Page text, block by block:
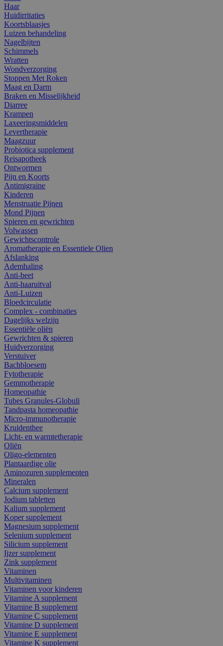
Haar
Huidirritaties
Koortsblaasjes
Luizen behandeling
Nagelbijten
Schimmels
Wratten
Wondverzorging
Stoppen Met Roken
Maag en Darm
Braken en Misselijkheid
Diarree
Krampen
Laxeeringsmiddelen
Levertherapie
Maagzuur
Probiotica supplement
Reisapotheek
Ontwormen
Pijn en Koorts
Antimigraine
Kinderen
Menstruatie Pijnen
Mond Pijnen
Spieren en gewrichten
Volwassen
Gewichtscontrole
Aromatherapie en Essentiele Olien
Afslanking
Ademhaling
Anti-beet
Anti-haaruitval
Anti-Luizen
Bloedcirculatie
Complex - combinaties
Dagelijks welzijn
Essentiële oliën
Gewrichten & spieren
Huidverzorging
Verstuiver
Bachbloesem
Fytotherapie
Gemmotherapie
Homeopathie
Tubes Granules-Globuli
Tandpasta homeopathie
Micro-immunotherapie
Kruidenthee
Licht- en warmtetherapie
Oliën
Oligo-elementen
Plantaardige olie
Aminozuren supplementen
Mineralen
Calcium supplement
Jodium tabletten
Kalium supplement
Koper supplement
Magnesium supplement
Selenium supplement
Silicium supplement
Ijzer supplement
Zink supplement
Vitaminen
Multivitaminen
Vitaminen voor kinderen
Vitamine A supplement
Vitamine B supplement
Vitamine C supplement
Vitamine D supplement
Vitamine E supplement
Vitamine K supplement